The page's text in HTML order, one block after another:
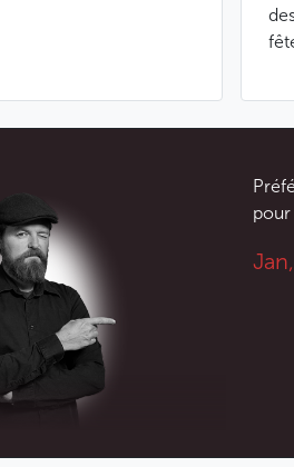
pour